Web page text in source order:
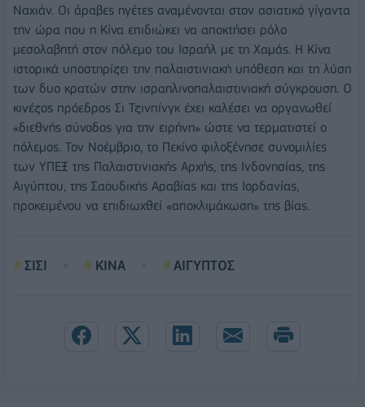
Ναχιάν. Οι άραβες ηγέτες αναμένονται στον ασιατικό γίγαντα
την ώρα που η Κίνα επιδιώκει να αποκτήσει ρόλο
μεσολαβητή στον πόλεμο του Ισραήλ με τη Χαμάς. Η Κίνα
ιστορικά υποστηρίζει την παλαιστινιακή υπόθεση και τη λύση
των δυο κρατών στην ισραηλινοπαλαιστινιακή σύγκρουση. Ο
κινέζος πρόεδρος Σι Τζινπίνγκ έχει καλέσει να οργανωθεί
«διεθνής σύνοδος για την ειρήνη» ώστε να τερματιστεί ο
πόλεμος. Τον Νοέμβριο, το Πεκίνο φιλοξένησε συνομιλίες
των ΥΠΕΞ της Παλαιστινιακής Αρχής, της Ινδονησίας, της
Αιγύπτου, της Σαουδικής Αραβίας και της Ιορδανίας,
προκειμένου να επιδιωχθεί «αποκλιμάκωση» της βίας.
ΣΙΣΙ ΚΙΝΑ ΑΙΓΥΠΤΟΣ